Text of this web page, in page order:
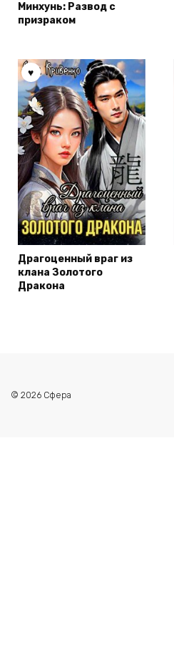
Минхунь: Развод с
призраком
Драгоценный враг из
клана Золотого
Дракона
© 2026 Сфера